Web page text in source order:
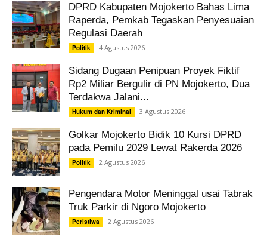
DPRD Kabupaten Mojokerto Bahas Lima
Raperda, Pemkab Tegaskan Penyesuaian
Regulasi Daerah
Politik 4 Agustus 2026
Sidang Dugaan Penipuan Proyek Fiktif
Rp2 Miliar Bergulir di PN Mojokerto, Dua
Terdakwa Jalani...
Hukum dan Kriminal 3 Agustus 2026
Golkar Mojokerto Bidik 10 Kursi DPRD
pada Pemilu 2029 Lewat Rakerda 2026
Politik 2 Agustus 2026
Pengendara Motor Meninggal usai Tabrak
Truk Parkir di Ngoro Mojokerto
Peristiwa 2 Agustus 2026